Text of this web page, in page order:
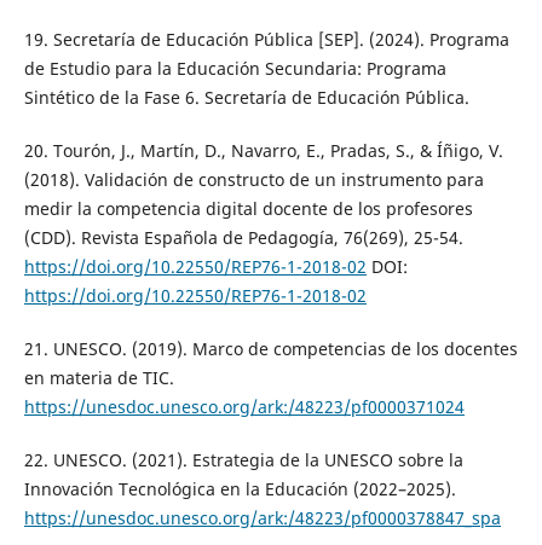
19. Secretaría de Educación Pública [SEP]. (2024). Programa
de Estudio para la Educación Secundaria: Programa
Sintético de la Fase 6. Secretaría de Educación Pública.
20. Tourón, J., Martín, D., Navarro, E., Pradas, S., & Íñigo, V.
(2018). Validación de constructo de un instrumento para
medir la competencia digital docente de los profesores
(CDD). Revista Española de Pedagogía, 76(269), 25-54.
https://doi.org/10.22550/REP76-1-2018-02 DOI:
https://doi.org/10.22550/REP76-1-2018-02
21. UNESCO. (2019). Marco de competencias de los docentes
en materia de TIC.
https://unesdoc.unesco.org/ark:/48223/pf0000371024
22. UNESCO. (2021). Estrategia de la UNESCO sobre la
Innovación Tecnológica en la Educación (2022–2025).
https://unesdoc.unesco.org/ark:/48223/pf0000378847_spa